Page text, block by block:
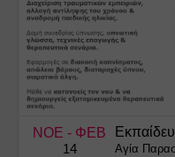
ΝΟΕ - ΦΕΒ
14
Αγία